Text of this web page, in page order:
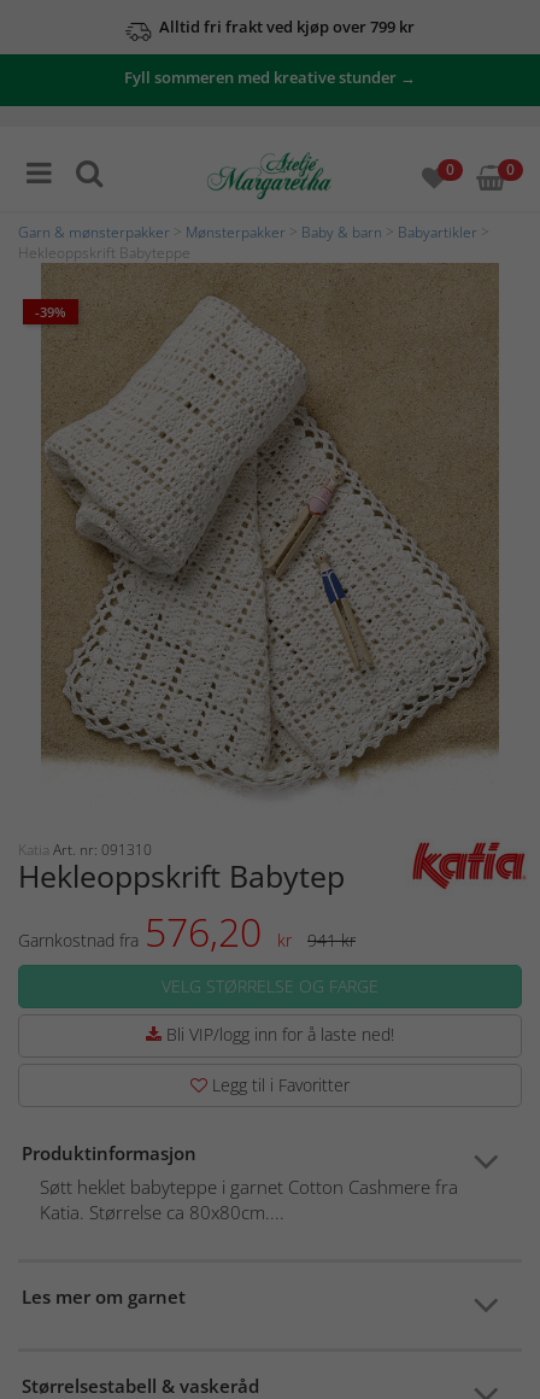
Alltid fri frakt ved kjøp over 799 kr
Fyll sommeren med kreative stunder →
0 0
Garn & mønsterpakker Mønsterpakker Baby & barn Babyartikler
Hekleoppskrift Babyteppe
-39%
Katia Art. nr: 091310
Hekleoppskrift Babyteppe
Garnkostnad fra 576,20 kr
941 kr
VELG STØRRELSE OG FARGE
Bli VIP/logg inn for å laste ned!
Legg til i Favoritter
Produktinformasjon
Søtt heklet babyteppe i garnet Cotton Cashmere fra
Katia. Størrelse ca 80x80cm....
Les mer om garnet
Størrelsestabell & vaskeråd